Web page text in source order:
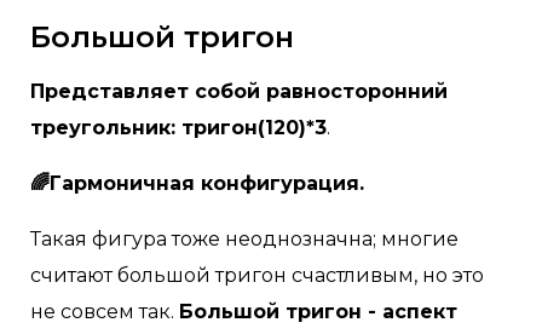
Большой тригон
Представляет собой равносторонний
треугольник: тригон(120)*3.
🌈Гармоничная конфигурация.
Такая фигура тоже неоднозначна; многие
считают большой тригон счастливым, но это
не совсем так. Большой тригон - аспект